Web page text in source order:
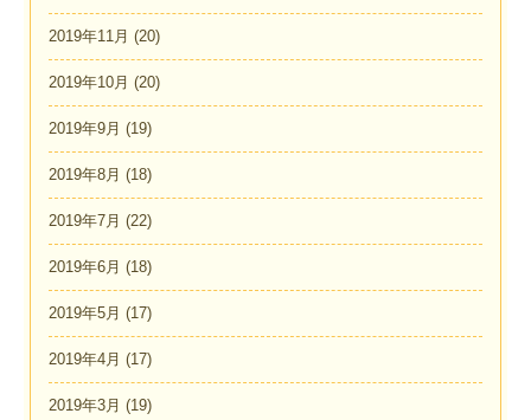
2019年11月 (20)
2019年10月 (20)
2019年9月 (19)
2019年8月 (18)
2019年7月 (22)
2019年6月 (18)
2019年5月 (17)
2019年4月 (17)
2019年3月 (19)